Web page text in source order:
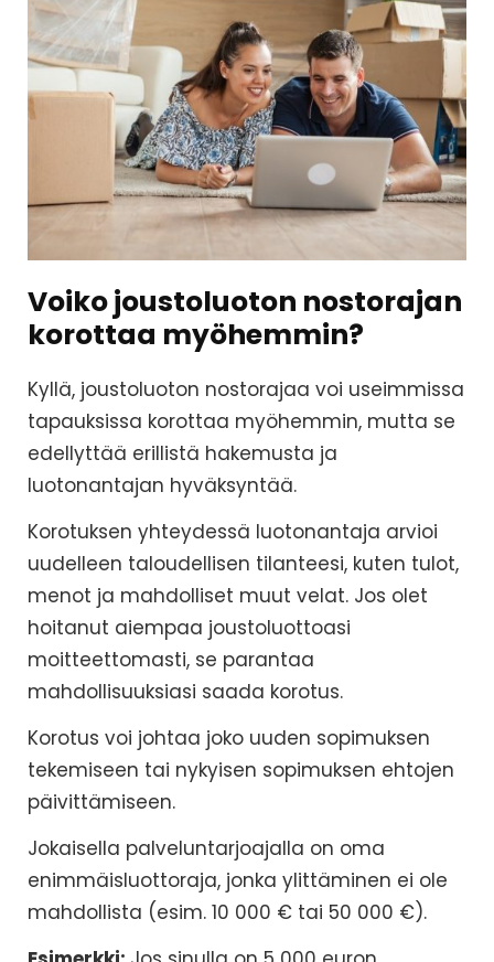
Voiko joustoluoton nostorajan
korottaa myöhemmin?
Kyllä, joustoluoton nostorajaa voi useimmissa
tapauksissa korottaa myöhemmin, mutta se
edellyttää erillistä hakemusta ja
luotonantajan hyväksyntää.
Korotuksen yhteydessä luotonantaja arvioi
uudelleen taloudellisen tilanteesi, kuten tulot,
menot ja mahdolliset muut velat. Jos olet
hoitanut aiempaa joustoluottoasi
moitteettomasti, se parantaa
mahdollisuuksiasi saada korotus.
Korotus voi johtaa joko uuden sopimuksen
tekemiseen tai nykyisen sopimuksen ehtojen
päivittämiseen.
Jokaisella palveluntarjoajalla on oma
enimmäisluottoraja, jonka ylittäminen ei ole
mahdollista (esim. 10 000 € tai 50 000 €).